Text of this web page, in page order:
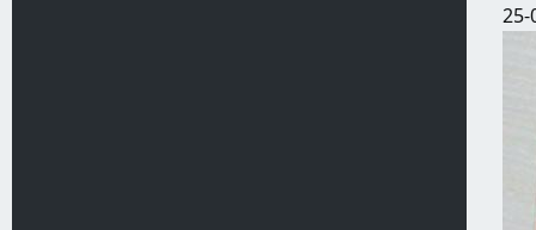
25-